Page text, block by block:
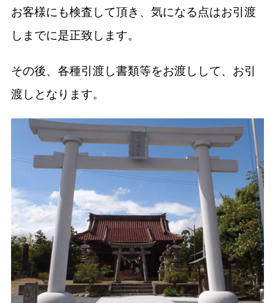
お客様にも検査して頂き、気になる点はお引渡
しまでに是正致します。
その後、各種引渡し書類等をお渡しして、お引
渡しとなります。